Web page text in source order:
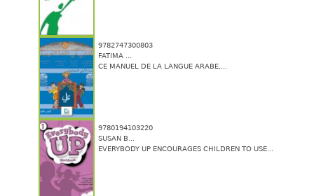
9782747300803
FATIMA ...
CE MANUEL DE LA LANGUE ARABE,...
9780194103220
SUSAN B...
EVERYBODY UP ENCOURAGES CHILDREN TO USE...